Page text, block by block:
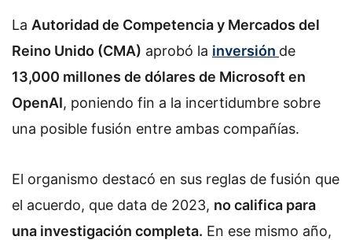
La Autoridad de Competencia y Mercados del
Reino Unido (CMA) aprobó la inversión de
13,000 millones de dólares de Microsoft en
OpenAI, poniendo fin a la incertidumbre sobre
una posible fusión entre ambas compañías.
El organismo destacó en sus reglas de fusión que
el acuerdo, que data de 2023, no califica para
una investigación completa. En ese mismo año,